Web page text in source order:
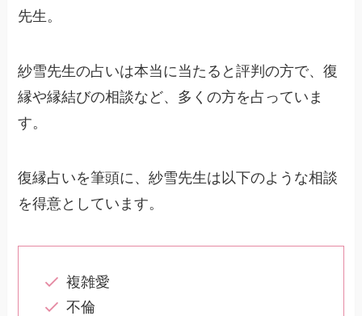
先生。
紗雪先生の占いは本当に当たると評判の方で、復
縁や縁結びの相談など、多くの方を占っていま
す。
復縁占いを筆頭に、紗雪先生は以下のような相談
を得意としています。
複雑愛
不倫